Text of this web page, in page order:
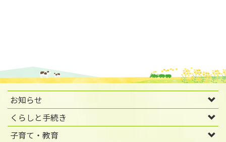
お知らせ
くらしと手続き
子育て・教育